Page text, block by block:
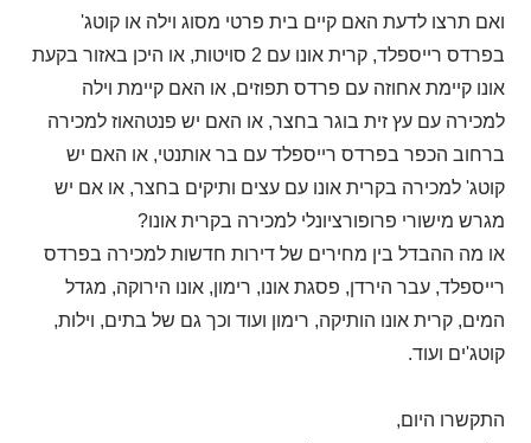
ואם תרצו לדעת האם קיים בית פרטי מסוג וילה או קוטג'
בפרדס רייספלד, קרית אונו עם 2 סויטות, או היכן באזור בקעת
אונו קיימת אחוזה עם פרדס תפוזים, או האם קיימת וילה
למכירה עם עץ זית בוגר בחצר, או האם יש פנטהאוז למכירה
ברחוב הכפר בפרדס רייספלד עם בר אותנטי, או האם יש
קוטג' למכירה בקרית אונו עם עצים ותיקים בחצר, או אם יש
מגרש מישורי פרופורציונלי למכירה בקרית אונו?
או מה ההבדל בין מחירים של דירות חדשות למכירה בפרדס
רייספלד, עבר הירדן, פסגת אונו, רימון, אונו הירוקה, מגדל
המים, קרית אונו הותיקה, רימון ועוד וכך גם של בתים, וילות,
קוטג'ים ועוד.
התקשרו היום,